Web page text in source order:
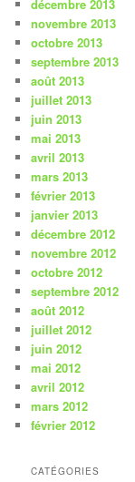
décembre 2013
novembre 2013
octobre 2013
septembre 2013
août 2013
juillet 2013
juin 2013
mai 2013
avril 2013
mars 2013
février 2013
janvier 2013
décembre 2012
novembre 2012
octobre 2012
septembre 2012
août 2012
juillet 2012
juin 2012
mai 2012
avril 2012
mars 2012
février 2012
CATÉGORIES